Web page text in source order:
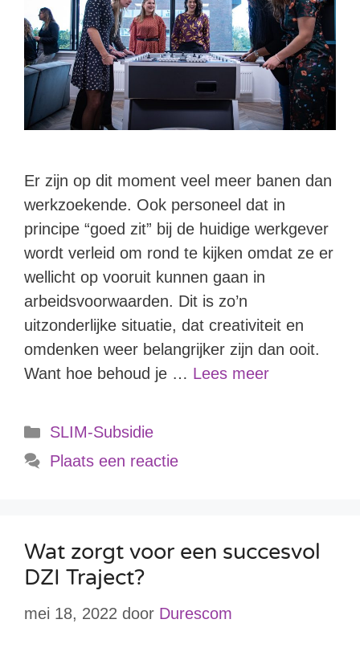
Er zijn op dit moment veel meer banen dan
werkzoekende. Ook personeel dat in
principe “goed zit” bij de huidige werkgever
wordt verleid om rond te kijken omdat ze er
wellicht op vooruit kunnen gaan in
arbeidsvoorwaarden. Dit is zo’n
uitzonderlijke situatie, dat creativiteit en
omdenken weer belangrijker zijn dan ooit.
Want hoe behoud je … Lees meer
SLIM-Subsidie
Plaats een reactie
Wat zorgt voor een succesvol
DZI Traject?
mei 18, 2022 door Durescom